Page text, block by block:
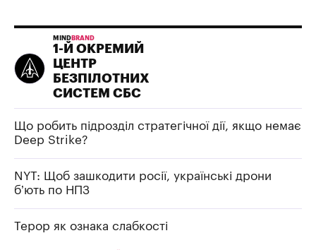
MIND BRAND
1-Й ОКРЕМИЙ
ЦЕНТР
БЕЗПІЛОТНИХ
СИСТЕМ СБС
Що робить підрозділ стратегічної дії, якщо немає
Deep Strike?
NYT: Щоб зашкодити росії, українські дрони
б’ють по НПЗ
Терор як ознака слабкості